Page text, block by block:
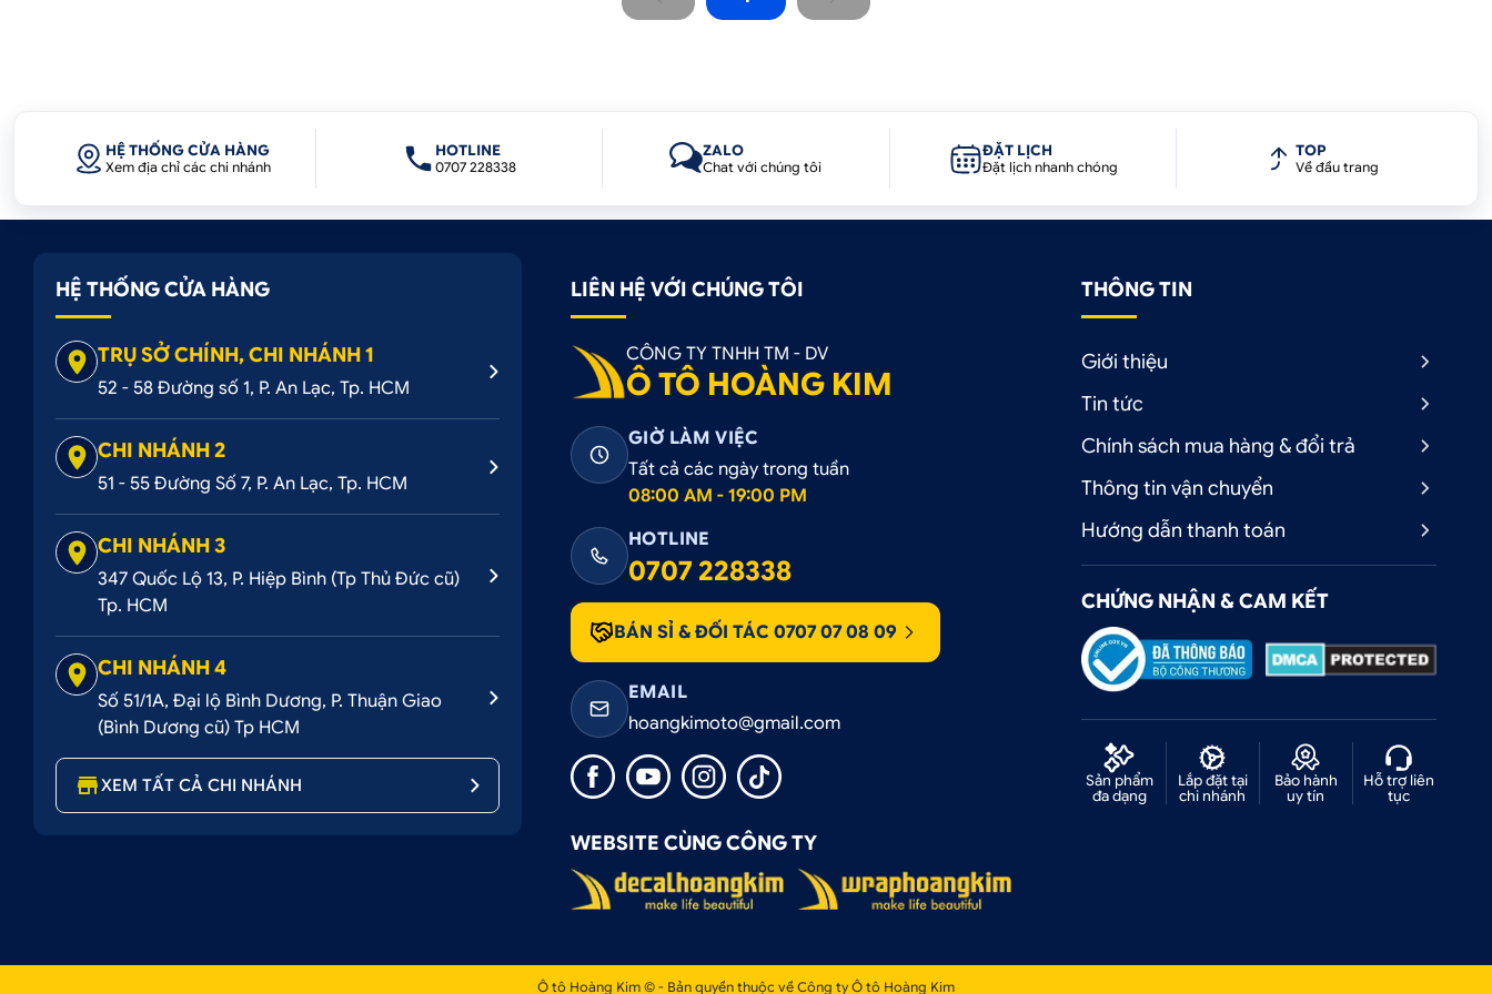
HỆ THỐNG CỬA HÀNG
Xem địa chỉ các chi nhánh
HOTLINE
0707 228338
ZALO
Chat với chúng tôi
ĐẶT LỊCH
Đặt lịch nhanh chóng
TOP
Về đầu trang
HỆ THỐNG CỬA HÀNG
TRỤ SỞ CHÍNH, CHI NHÁNH 1
52 - 58 Đường số 1, P. An Lạc, Tp. HCM
CHI NHÁNH 2
51 - 55 Đường Số 7, P. An Lạc, Tp. HCM
CHI NHÁNH 3
347 Quốc Lộ 13, P. Hiệp Bình (Tp Thủ Đức cũ)
Tp. HCM
CHI NHÁNH 4
Số 51/1A, Đại lộ Bình Dương, P. Thuận Giao
(Bình Dương cũ) Tp HCM
XEM TẤT CẢ CHI NHÁNH
LIÊN HỆ VỚI CHÚNG TÔI
CÔNG TY TNHH TM - DV
Ô TÔ HOÀNG KIM
GIỜ LÀM VIỆC
Tất cả các ngày trong tuần
08:00 AM - 19:00 PM
HOTLINE
0707 228338
BÁN SỈ & ĐỐI TÁC 0707 07 08 09
EMAIL
hoangkimoto@gmail.com
WEBSITE CÙNG CÔNG TY
THÔNG TIN
Giới thiệu
Tin tức
Chính sách mua hàng & đổi trả
Thông tin vận chuyển
Hướng dẫn thanh toán
CHỨNG NHẬN & CAM KẾT
Sản phẩm
đa dạng
Lắp đặt tại
chi nhánh
Bảo hành
uy tín
Hỗ trợ liên
tục
Ô tô Hoàng Kim © - Bản quyền thuộc về Công ty Ô tô Hoàng Kim